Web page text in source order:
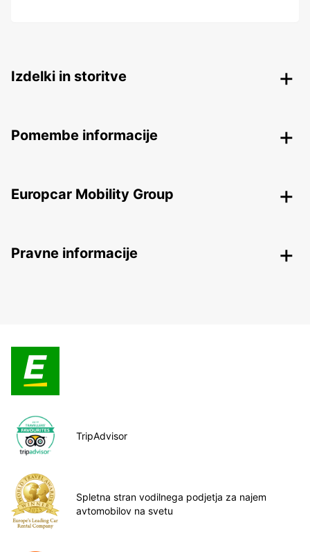
Izdelki in storitve
Pomembe informacije
Europcar Mobility Group
Pravne informacije
TripAdvisor
Spletna stran vodilnega podjetja za najem
avtomobilov na svetu